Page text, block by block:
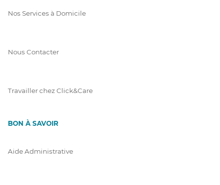
Nos Services à Domicile
Nous Contacter
Travailler chez Click&Care
BON À SAVOIR
Aide Administrative